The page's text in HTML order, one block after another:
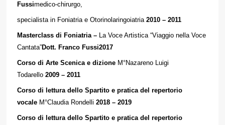
Fussimedico-chirurgo,
specialista in Foniatria e Otorinolaringoiatria2010 – 2011
Masterclass di Foniatria – La Voce Artistica “Viaggio nella Voce
Cantata”Dott. Franco Fussi2017
Corso di Arte Scenica e dizione M°Nazareno Luigi
Todarello2009 – 2011
Corso di lettura dello Spartito e pratica del repertorio
vocale M°Claudia Rondelli2018 – 2019
Corso di lettura dello Spartito e pratica del repertorio